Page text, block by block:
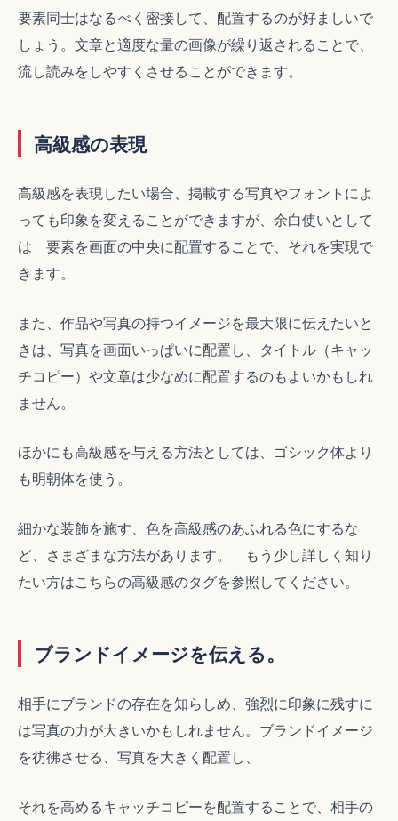
要素同士はなるべく密接して、配置するのが好ましいで
しょう。文章と適度な量の画像が繰り返されることで、
流し読みをしやすくさせることができます。
高級感の表現
高級感を表現したい場合、掲載する写真やフォントによ
っても印象を変えることができますが、余白使いとして
は 要素を画面の中央に配置することで、それを実現で
きます。
また、作品や写真の持つイメージを最大限に伝えたいと
きは、写真を画面いっぱいに配置し、タイトル（キャッ
チコピー）や文章は少なめに配置するのもよいかもしれ
ません。
ほかにも高級感を与える方法としては、ゴシック体より
も明朝体を使う。
細かな装飾を施す、色を高級感のあふれる色にするな
ど、さまざまな方法があります。 もう少し詳しく知り
たい方はこちらの高級感のタグを参照してください。
ブランドイメージを伝える。
相手にブランドの存在を知らしめ、強烈に印象に残すに
は写真の力が大きいかもしれません。ブランドイメージ
を彷彿させる、写真を大きく配置し、
それを高めるキャッチコピーを配置することで、相手の